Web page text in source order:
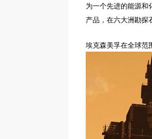
为一个先进的能源和
产品，在六大洲勘探
埃克森美孚在全球范